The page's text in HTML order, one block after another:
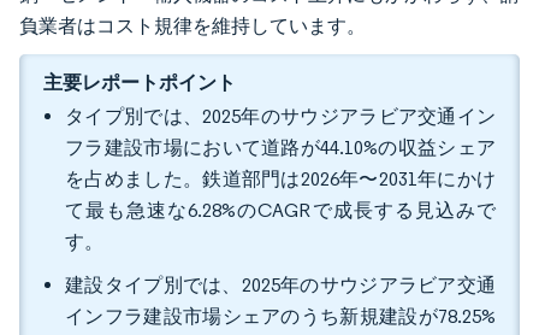
負業者はコスト規律を維持しています。
主要レポートポイント
タイプ別では、2025年のサウジアラビア交通イン
フラ建設市場において道路が44.10%の収益シェア
を占めました。鉄道部門は2026年〜2031年にかけ
て最も急速な6.28%のCAGRで成長する見込みで
す。
建設タイプ別では、2025年のサウジアラビア交通
インフラ建設市場シェアのうち新規建設が78.25%